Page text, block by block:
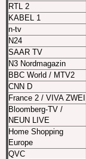
RTL 2
KABEL 1
n-tv
N24
SAAR TV
N3 Nordmagazin
BBC World / MTV2
CNN D
France 2 / VIVA ZWEI
Bloomberg-TV /
NEUN LIVE
Home Shopping
Europe
QVC